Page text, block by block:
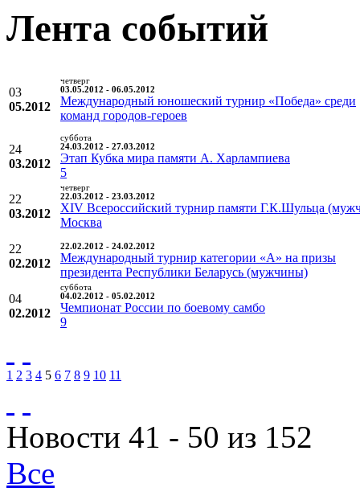
Лента событий
03
05.2012
четверг
03.05.2012 - 06.05.2012
Международный юношеский турнир «Победа» среди
команд городов-героев
24
03.2012
суббота
24.03.2012 - 27.03.2012
Этап Кубка мира памяти А. Харлампиева
5
22
03.2012
четверг
22.03.2012 - 23.03.2012
XIV Всероссийский турнир памяти Г.К.Шульца
Москва
22
02.2012
22.02.2012 - 24.02.2012
Международный турнир категории «А» на призы
президента Республики Беларусь (мужчины)
04
02.2012
суббота
04.02.2012 - 05.02.2012
Чемпионат России по боевому самбо
9
1 2 3 4 5 6 7 8 9 10 11
Новости 41 - 50 из 152
Все